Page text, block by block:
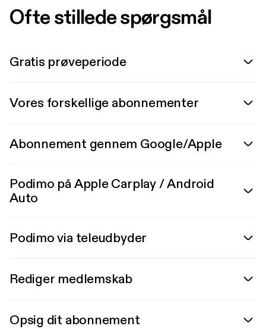
Ofte stillede spørgsmål
Gratis prøveperiode
Vores forskellige abonnementer
Abonnement gennem Google/Apple
Podimo på Apple Carplay / Android
Auto
Podimo via teleudbyder
Rediger medlemskab
Opsig dit abonnement